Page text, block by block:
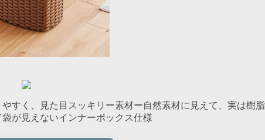
すく、見た目スッキリー素材ー自然素材に見えて、実は樹脂
が見えないインナーボックス仕様